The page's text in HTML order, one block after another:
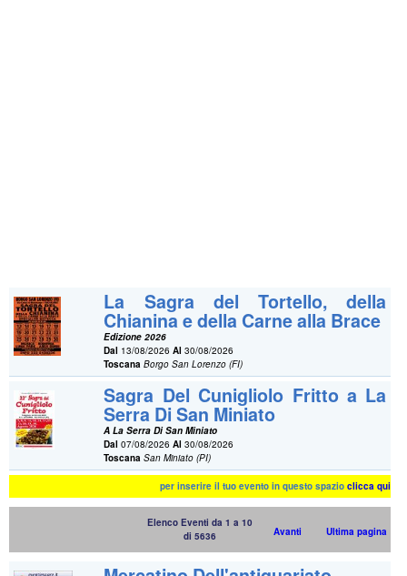
La Sagra del Tortello, della
Chianina e della Carne alla Brace
Edizione 2026
Dal 13/08/2026Al 30/08/2026
Toscana Borgo San Lorenzo (FI)
Sagra Del Cunigliolo Fritto a La
Serra Di San Miniato
A La Serra Di San Miniato
Dal 07/08/2026Al 30/08/2026
Toscana San Miniato (PI)
per inserire il tuo evento in questo spazioclicca qui
Elenco Eventi da 1 a 10
di 5636
Avanti Ultima pagina